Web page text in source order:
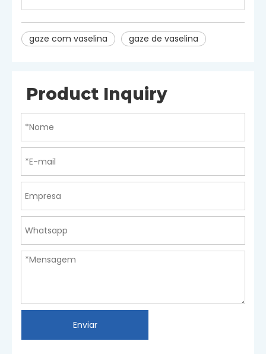
gaze com vaselina gaze de vaselina
Product Inquiry
Enviar